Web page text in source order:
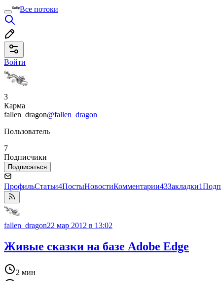
Все потоки
Войти
3
Карма
fallen_dragon@fallen_dragon
Пользователь
7
Подписчики
Подписаться
ПрофильСтатьи4ПостыНовостиКомментарии43Закладки1
fallen_dragon22 мар 2012 в 13:02
Живые сказки на базе Adobe Edge
2 мин